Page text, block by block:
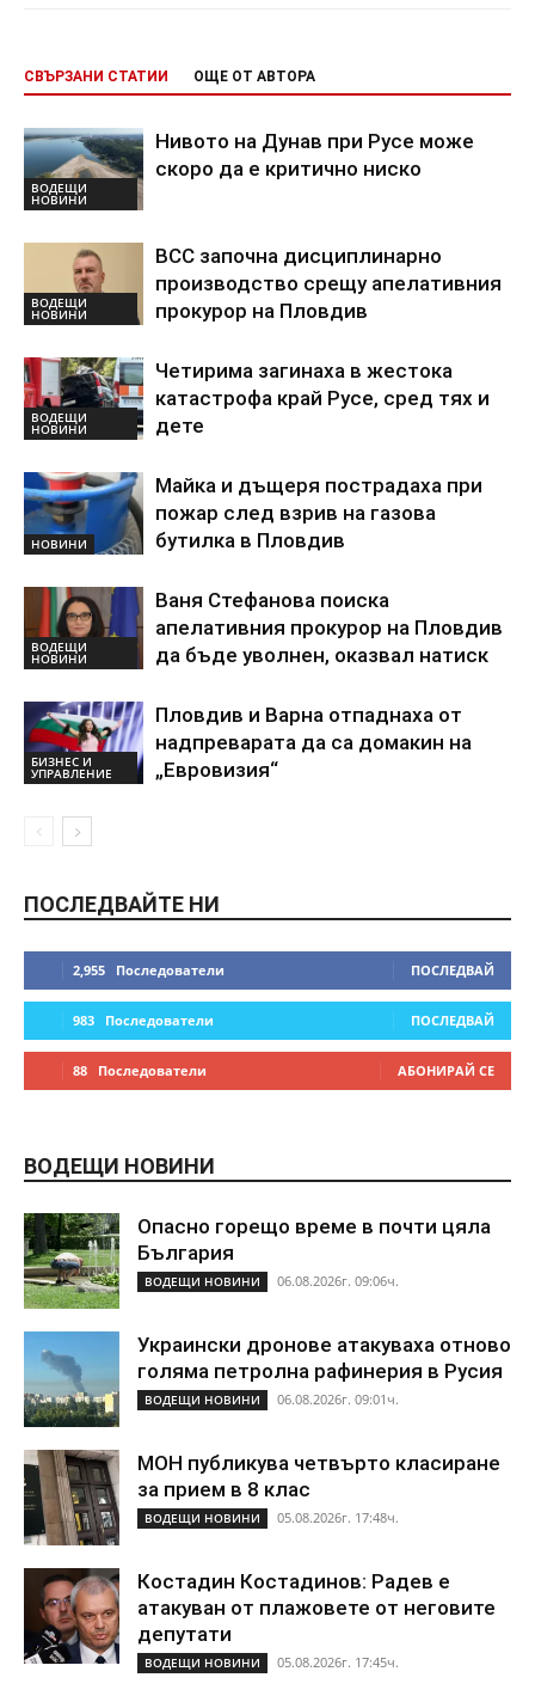
СВЪРЗАНИ СТАТИИ ОЩЕ ОТ АВТОРА
ВОДЕЩИ
НОВИНИ
Нивото на Дунав при Русе може
скоро да е критично ниско
ВОДЕЩИ
НОВИНИ
ВСС започна дисциплинарно
производство срещу апелативния
прокурор на Пловдив
ВОДЕЩИ
НОВИНИ
Четирима загинаха в жестока
катастрофа край Русе, сред тях и
дете
НОВИНИ
Майка и дъщеря пострадаха при
пожар след взрив на газова
бутилка в Пловдив
ВОДЕЩИ
НОВИНИ
Ваня Стефанова поиска
апелативния прокурор на Пловдив
да бъде уволнен, оказвал натиск
БИЗНЕС И
УПРАВЛЕНИЕ
Пловдив и Варна отпаднаха от
надпреварата да са домакин на
„Евровизия“
ПОСЛЕДВАЙТЕ НИ
2,955 Последователи ПОСЛЕДВАЙ
983 Последователи ПОСЛЕДВАЙ
88 Последователи АБОНИРАЙ СЕ
ВОДЕЩИ НОВИНИ
Опасно горещо време в почти цяла
България
ВОДЕЩИ НОВИНИ 06.08.2026г. 09:06ч.
Украински дронове атакуваха отново
голяма петролна рафинерия в Русия
ВОДЕЩИ НОВИНИ 06.08.2026г. 09:01ч.
МОН публикува четвърто класиране
за прием в 8 клас
ВОДЕЩИ НОВИНИ 05.08.2026г. 17:48ч.
Костадин Костадинов: Радев е
атакуван от плажoвете от неговите
депутати
ВОДЕЩИ НОВИНИ 05.08.2026г. 17:45ч.